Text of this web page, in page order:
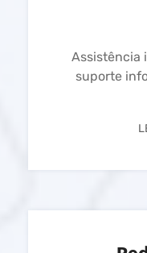
Assistência
suporte